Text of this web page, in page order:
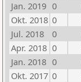
Jan. 2019 0
Okt. 2018 0
Jul. 2018
0
Apr. 2018 0
Jan. 2018 0
Okt. 2017 0